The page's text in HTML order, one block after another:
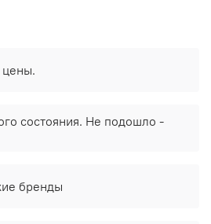
цены.
состояния. Не подошло -
бренды